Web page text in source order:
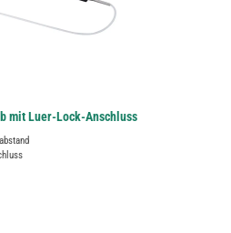
mit Luer-Lock-Anschluss